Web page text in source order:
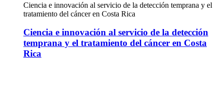
Ciencia e innovación al servicio de la detección temprana y el
tratamiento del cáncer en Costa Rica
Ciencia e innovación al servicio de la detección
temprana y el tratamiento del cáncer en Costa
Rica